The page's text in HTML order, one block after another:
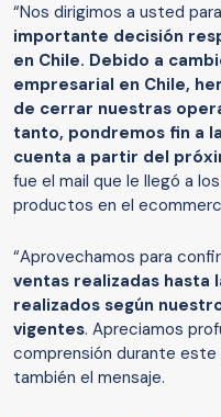
“Nos dirigimos a usted
importante decisión
en Chile. Debido a
empresarial en Chile,
de cerrar nuestras
tanto, pondremos fin a
cuenta a partir del
fue el mail que le llegó a
productos en el
“Aprovechamos para
ventas realizadas hasta
realizados según
vigentes. Apreciamos
comprensión durante este
también el mensaje.